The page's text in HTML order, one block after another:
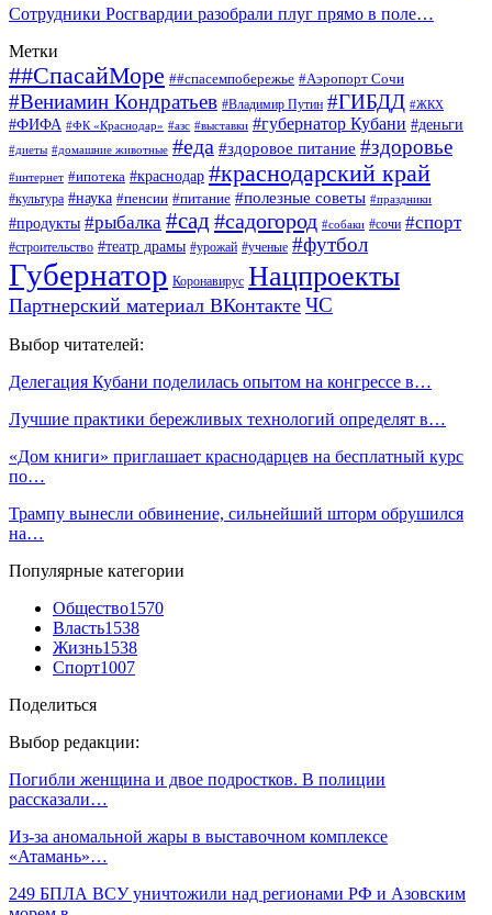
Сотрудники Росгвардии разобрали плуг прямо в поле…
Метки
##СпасайМоре ##спасемпобережье #Аэропорт Сочи
#Вениамин Кондратьев #Владимир Путин #ГИБДД #ЖКХ
#ФИФА #ФК «Краснодар» #азс #выставки #губернатор Кубани #деньги
#диеты #домашние животные #еда #здоровое питание #здоровье
#интернет #ипотека #краснодар #краснодарский край
#культура #наука #пенсии #питание #полезные советы #праздники
#продукты #рыбалка #сад #садогород #собаки #сочи #спорт
#строительство #театр драмы #урожай #ученые #футбол
Губернатор Коронавирус Нацпроекты
Партнерский материал ВКонтакте ЧС
Выбор читателей:
Делегация Кубани поделилась опытом на конгрессе в…
Лучшие практики бережливых технологий определят в…
«Дом книги» приглашает краснодарцев на бесплатный курс
по…
Трампу вынесли обвинение, сильнейший шторм обрушился
на…
Популярные категории
Общество1570
Власть1538
Жизнь1538
Спорт1007
Поделиться
Выбор редакции:
Погибли женщина и двое подростков. В полиции
рассказали…
Из-за аномальной жары в выставочном комплексе
«Атамань»…
249 БПЛА ВСУ уничтожили над регионами РФ и Азовским